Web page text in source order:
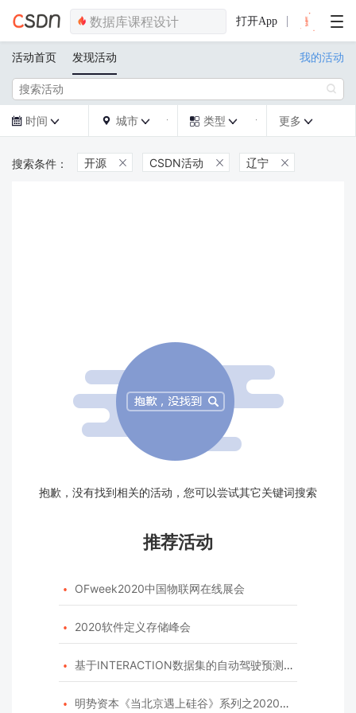
打开App
活动首页 发现活动 我的活动

 时间   城市   类型  更多 
开源  CSDN活动  辽宁 
抱歉，没有找到相关的活动，您可以尝试其它关键词搜索
推荐活动
 OFweek2020中国物联网在线展会
 2020软件定义存储峰会
 基于INTERACTION数据集的自动驾驶预测模型挑战赛
 明势资本《当北京遇上硅谷》系列之2020年度开源峰会